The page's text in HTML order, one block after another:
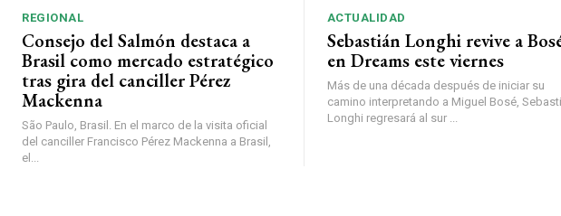
REGIONAL
Consejo del Salmón destaca a
Brasil como mercado estratégico
tras gira del canciller Pérez
Mackenna
São Paulo, Brasil. En el marco de la visita oficial
del canciller Francisco Pérez Mackenna a Brasil,
el...
ACTUALIDAD
Sebastián Longhi revive a
en Dreams este viernes
Más de una década después de iniciar su
camino interpretando a Miguel Bosé,
Longhi regresará al sur ...